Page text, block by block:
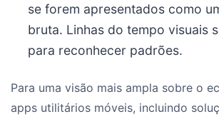
se forem apresentados como
bruta. Linhas do tempo visuais
para reconhecer padrões.
Para uma visão mais ampla sobre o
apps utilitários móveis, incluindo